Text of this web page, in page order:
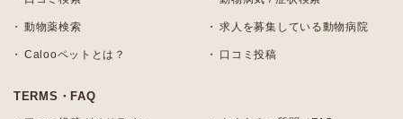
動物薬検索 求人を募集している動物病院
Calooペットとは？ 口コミ投稿
TERMS・FAQ